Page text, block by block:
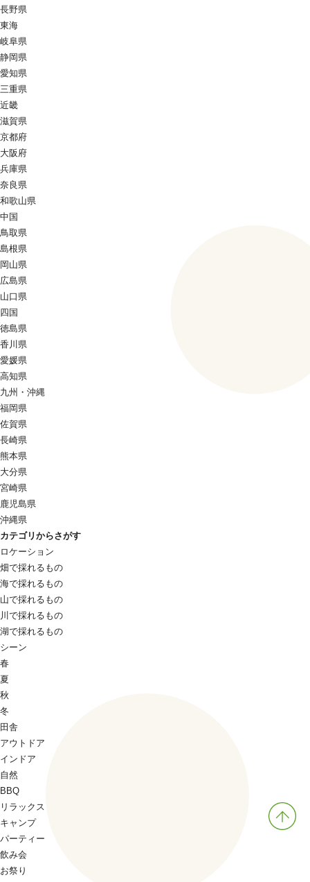
長野県
東海
岐阜県
静岡県
愛知県
三重県
近畿
滋賀県
京都府
大阪府
兵庫県
奈良県
和歌山県
中国
鳥取県
島根県
岡山県
広島県
山口県
四国
徳島県
香川県
愛媛県
高知県
九州・沖縄
福岡県
佐賀県
長崎県
熊本県
大分県
宮崎県
鹿児島県
沖縄県
カテゴリからさがす
ロケーション
畑で採れるもの
海で採れるもの
山で採れるもの
川で採れるもの
湖で採れるもの
シーン
春
夏
秋
冬
田舎
アウトドア
インドア
自然
BBQ
リラックス
キャンプ
パーティー
飲み会
お祭り